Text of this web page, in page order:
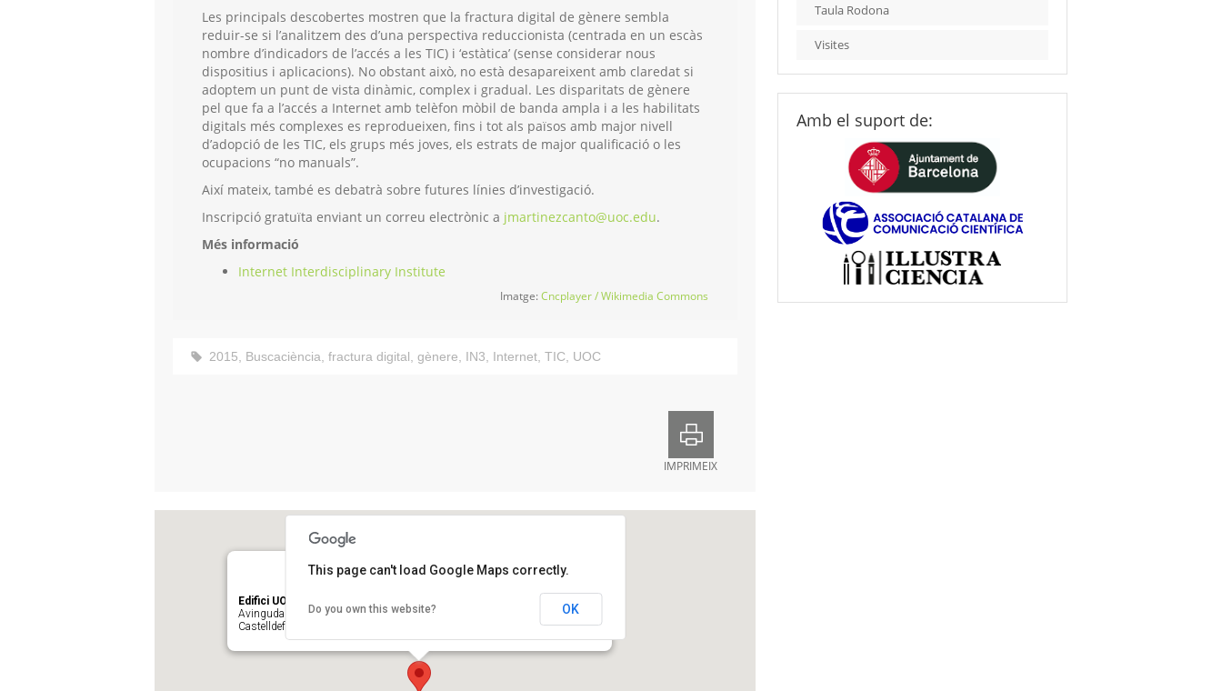
Les principals descobertes mostren que la fractura digital de gènere sembla
reduir-se si l’analitzem des d’una perspectiva reduccionista (centrada en un escàs
nombre d’indicadors de l’accés a les TIC) i ‘estàtica’ (sense considerar nous
dispositius i aplicacions). No obstant això, no està desapareixent amb claredat si
adoptem un punt de vista dinàmic, complex i gradual. Les disparitats de gènere
pel que fa a l’accés a Internet amb telèfon mòbil de banda ampla i a les habilitats
digitals més complexes es reprodueixen, fins i tot als països amb major nivell
d’adopció de les TIC, els grups més joves, els estrats de major qualificació o les
ocupacions “no manuals”.
Així mateix, també es debatrà sobre futures línies d’investigació.
Inscripció gratuïta enviant un correu electrònic a jmartinezcanto@uoc.edu.
Més informació
Internet Interdisciplinary Institute
Imatge:Cncplayer / Wikimedia Commons
2015, Buscaciència, fractura digital, gènere, IN3, Internet, TIC, UOC
IMPRIMEIX
Edifici UOC Castelldefels
Avinguda Carl Friedrich Gauss, 5. Parc Mediterrani de la Tecnologia, Edifici B3.
Castelldefels
This page can't load Google Maps correctly.
Do you own this website? OK
Taula Rodona
Visites
Amb el suport de: